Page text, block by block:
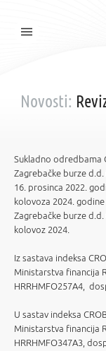
Novosti:
Sukladno odredbama
Zagrebačke burze
16. prosinca 2022.
kolovoza 2024.
Zagrebačke burze d.d.
kolovoz 2024.
Iz sastava indeksa
Ministarstva financija
HRRHMFO257A4,
U sastav indeksa
Ministarstva financija
HRRHMFO347A3,